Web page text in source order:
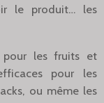
le produit… les
pour les fruits et
pour les
ou même les